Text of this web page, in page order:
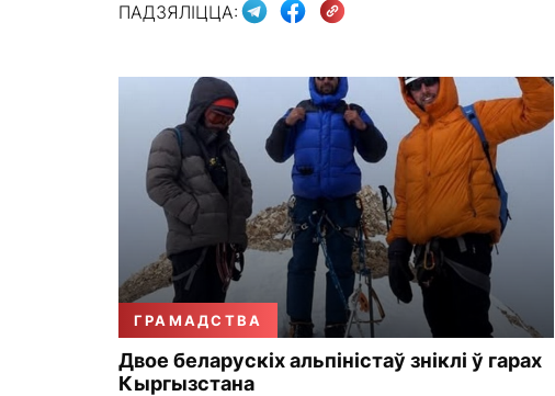
ПАДЗЯЛІЦЦА:
ГРАМАДСТВА
Двое беларускіх альпіністаў зніклі ў гарах
Кыргызстана